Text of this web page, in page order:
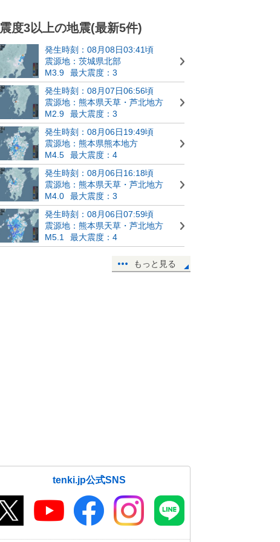
震度3以上の地震(最新5件)
発生時刻：08月08日03:41頃
震源地：茨城県北部
M3.9
最大震度：3
発生時刻：08月07日06:56頃
震源地：熊本県天草・芦北地方
M2.9
最大震度：3
発生時刻：08月06日19:49頃
震源地：熊本県熊本地方
M4.5
最大震度：4
発生時刻：08月06日16:18頃
震源地：熊本県天草・芦北地方
M4.0
最大震度：3
発生時刻：08月06日07:59頃
震源地：熊本県天草・芦北地方
M5.1
最大震度：4
もっと見る
tenki.jp公式SNS